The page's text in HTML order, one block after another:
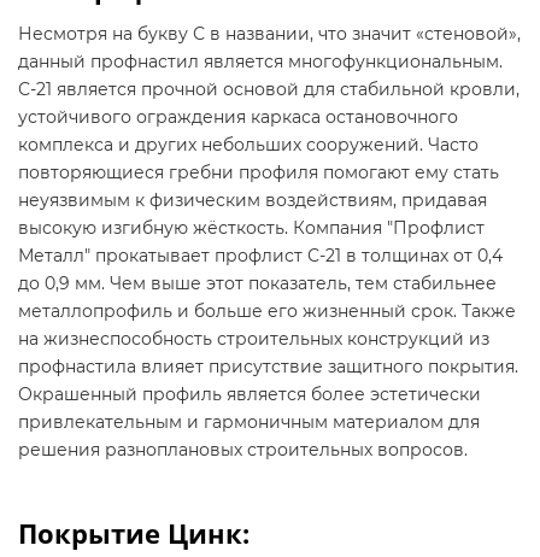
Несмотря на букву С в названии, что значит «стеновой»,
данный профнастил является многофункциональным.
С-21 является прочной основой для стабильной кровли,
устойчивого ограждения каркаса остановочного
комплекса и других небольших сооружений. Часто
повторяющиеся гребни профиля помогают ему стать
неуязвимым к физическим воздействиям, придавая
высокую изгибную жёсткость. Компания "Профлист
Металл" прокатывает профлист С-21 в толщинах от 0,4
до 0,9 мм. Чем выше этот показатель, тем стабильнее
металлопрофиль и больше его жизненный срок. Также
на жизнеспособность строительных конструкций из
профнастила влияет присутствие защитного покрытия.
Окрашенный профиль является более эстетически
привлекательным и гармоничным материалом для
решения разноплановых строительных вопросов.
Покрытие Цинк: